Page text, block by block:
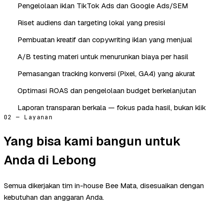
Pengelolaan iklan TikTok Ads dan Google Ads/SEM
Riset audiens dan targeting lokal yang presisi
Pembuatan kreatif dan copywriting iklan yang menjual
A/B testing materi untuk menurunkan biaya per hasil
Pemasangan tracking konversi (Pixel, GA4) yang akurat
Optimasi ROAS dan pengelolaan budget berkelanjutan
Laporan transparan berkala — fokus pada hasil, bukan klik
02 — Layanan
Yang bisa kami bangun untuk
Anda di Lebong
Semua dikerjakan tim in-house Bee Mata, disesuaikan dengan
kebutuhan dan anggaran Anda.